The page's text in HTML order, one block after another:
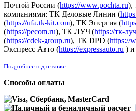
Почтой России (https://www.pochta.ru),
компаниями: ТК Деловые Линии (
(https://ufa.tk-kit.com), ТК Энергия (
(https://pecom.ru), ТК ЛУЧ (https://тк-
(https://cdek-group.ru), ТК DPD (https://
Экспресс Авто (https://expressauto.ru ) и
Подробнее о доставке
Способы оплаты